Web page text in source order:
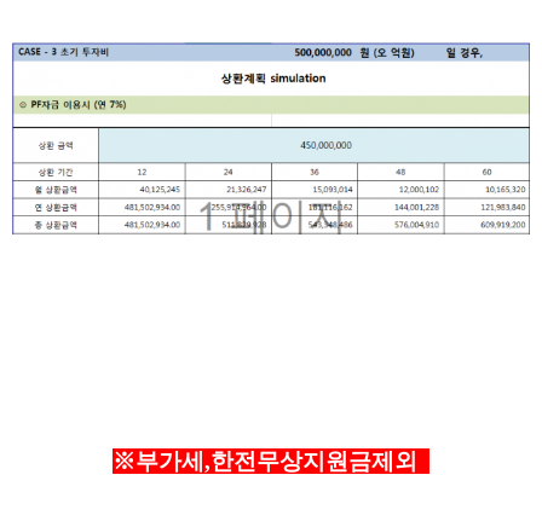
※부가세,한전무상지원금제외